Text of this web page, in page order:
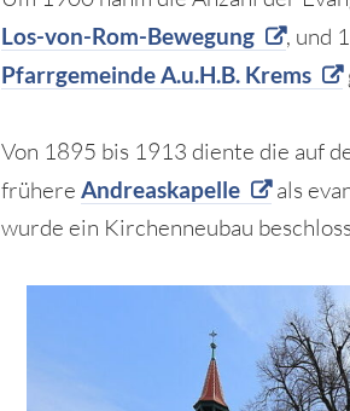
Los-von-Rom-Bewegung , und
Pfarrgemeinde A.u.H.B. Krems
Von 1895 bis 1913 diente die auf
frühereAndreaskapelle
als
wurde ein Kirchenneubau